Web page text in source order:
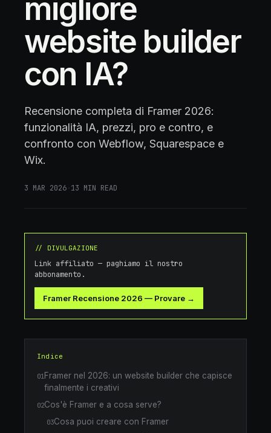
migliore
website builder
con IA?
Recensione completa di Framer 2026:
funzionalità IA, prezzi, pro e contro, e
confronto con Webflow, Squarespace e
Wix.
3 MAR 2026·13 MIN READ
// DIVULGAZIONE
Link affiliato — paghiamo il nostro
abbonamento.
Framer Recensione 2026 — Provare →
Indice
01Framer nel 2026: un website builder che capisce
finalmente i creativi
02Cos'è Framer e a cosa serve?
03Cosa puoi creare con Framer